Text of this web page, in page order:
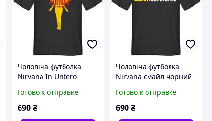
Чоловіча футболка
Nirvana In Untero
Готово к отправке
690 ₴
Чоловіча футболка
Nirvana смайл чорний
Готово к отправке
690₴